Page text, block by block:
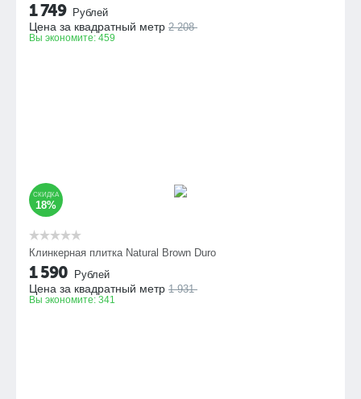
1 749 Рублей
Цена за квадратный метр 2 208
Вы экономите: 459
СКИДКА
18%
Клинкерная плитка Natural Brown Duro
1 590 Рублей
Цена за квадратный метр 1 931
Вы экономите: 341